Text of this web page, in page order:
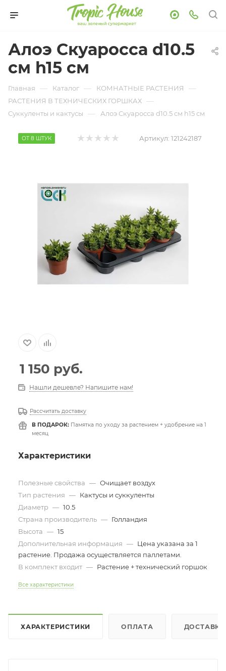
Алоэ Скуаросса d10.5
см h15 см
Главная — Каталог — КОМНАТНЫЕ РАСТЕНИЯ —
РАСТЕНИЯ В ТЕХНИЧЕСКИХ ГОРШКАХ —
Суккуленты и кактусы — Алоэ Скуаросса d10.5 см h15 см
ОТ 8 ШТУК Артикул: 121242187
1 150 руб.
Нашли дешевле? Напишите нам!
Рассчитать доставку
В ПОДАРОК: Памятка по уходу за растением + удобрение на 1
месяц
Характеристики
Полезные свойства — Очищает воздух
Тип растения — Кактусы и суккуленты
Диаметр — 10.5
Страна производитель — Голландия
Высота — 15
Дополнительная информация — Цена указана за 1
растение. Продажа осуществляется паллетами.
В комплект входит — Растение + технический горшок
Все характеристики
ХАРАКТЕРИСТИКИ ОПЛАТА ДОСТАВКА